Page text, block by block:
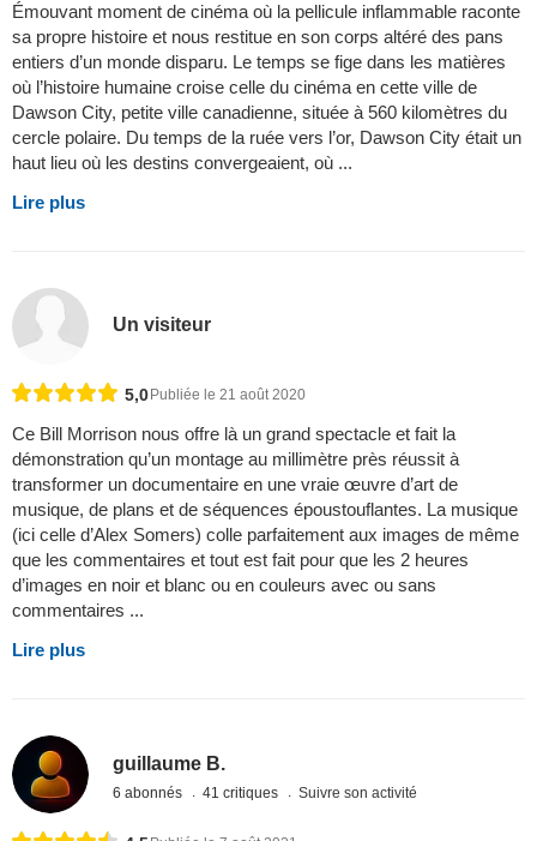
Émouvant moment de cinéma où la pellicule inflammable raconte
sa propre histoire et nous restitue en son corps altéré des pans
entiers d’un monde disparu. Le temps se fige dans les matières
où l’histoire humaine croise celle du cinéma en cette ville de
Dawson City, petite ville canadienne, située à 560 kilomètres du
cercle polaire. Du temps de la ruée vers l’or, Dawson City était un
haut lieu où les destins convergeaient, où ...
Lire plus
Un visiteur
5,0 Publiée le 21 août 2020
Ce Bill Morrison nous offre là un grand spectacle et fait la
démonstration qu’un montage au millimètre près réussit à
transformer un documentaire en une vraie œuvre d’art de
musique, de plans et de séquences époustouflantes. La musique
(ici celle d’Alex Somers) colle parfaitement aux images de même
que les commentaires et tout est fait pour que les 2 heures
d’images en noir et blanc ou en couleurs avec ou sans
commentaires ...
Lire plus
guillaume B.
6 abonnés 41 critiques Suivre son activité